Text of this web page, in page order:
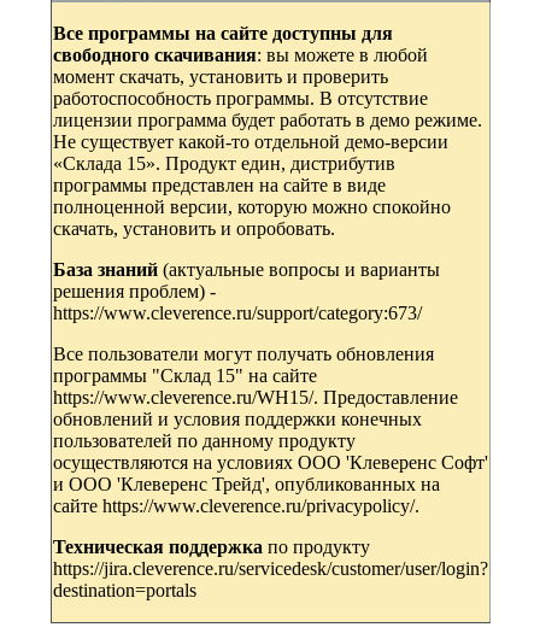
Все программы на сайте доступны для
свободного скачивания: вы можете в любой
момент скачать, установить и проверить
работоспособность программы. В отсутствие
лицензии программа будет работать в демо режиме.
Не существует какой-то отдельной демо-версии
«Склада 15». Продукт един, дистрибутив
программы представлен на сайте в виде
полноценной версии, которую можно спокойно
скачать, установить и опробовать.
База знаний(актуальные вопросы и варианты
решения проблем) -
https://www.cleverence.ru/support/category:673/
Все пользователи могут получать обновления
программы "Склад 15" на сайте
https://www.cleverence.ru/WH15/. Предоставление
обновлений и условия поддержки конечных
пользователей по данному продукту
осуществляются на условиях ООО 'Клеверенс Софт'
и ООО 'Клеверенс Трейд', опубликованных на
сайте https://www.cleverence.ru/privacypolicy/.
Техническая поддержка по продукту
https://jira.cleverence.ru/servicedesk/customer/user/login?
destination=portals